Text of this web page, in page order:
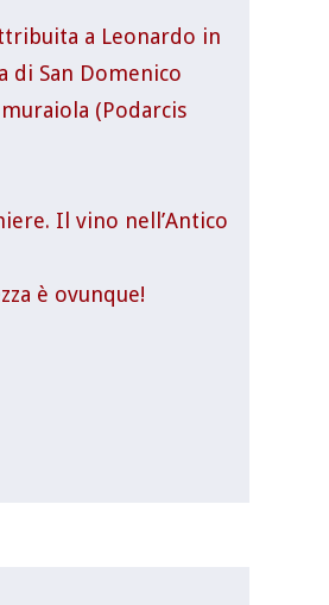
a Leonardo in
di San Domenico
(Podarcis
Il vino nell’Antico
è ovunque!